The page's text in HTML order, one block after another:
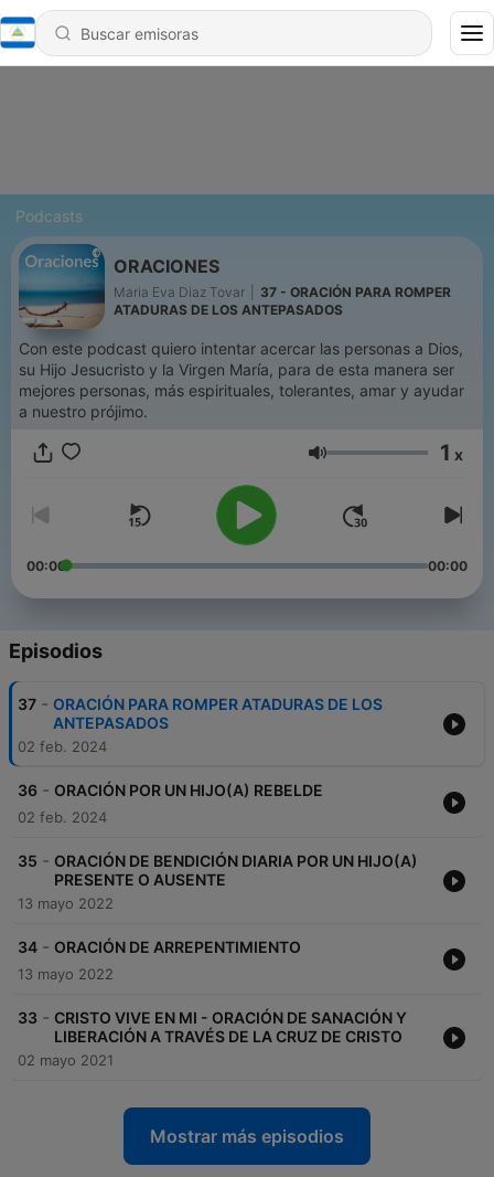
Podcasts
ORACIONES
Maria Eva Diaz Tovar
37 - ORACIÓN PARA ROMPER
ATADURAS DE LOS ANTEPASADOS
Con este podcast quiero intentar acercar las personas a Dios,
su Hijo Jesucristo y la Virgen María, para de esta manera ser
mejores personas, más espirituales, tolerantes, amar y ayudar
a nuestro prójimo.
Volumen 1 x
00:00 00:00
Episodios
37 - ORACIÓN PARA ROMPER ATADURAS DE LOS
ANTEPASADOS
02 feb. 2024
36 - ORACIÓN POR UN HIJO(A) REBELDE
02 feb. 2024
35 - ORACIÓN DE BENDICIÓN DIARIA POR UN HIJO(A)
PRESENTE O AUSENTE
13 mayo 2022
34 - ORACIÓN DE ARREPENTIMIENTO
13 mayo 2022
33 - CRISTO VIVE EN MI - ORACIÓN DE SANACIÓN Y
LIBERACIÓN A TRAVÉS DE LA CRUZ DE CRISTO
02 mayo 2021
Mostrar más episodios